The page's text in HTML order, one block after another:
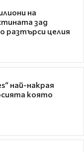
на
зад
разтърси целия
най-накрая
която